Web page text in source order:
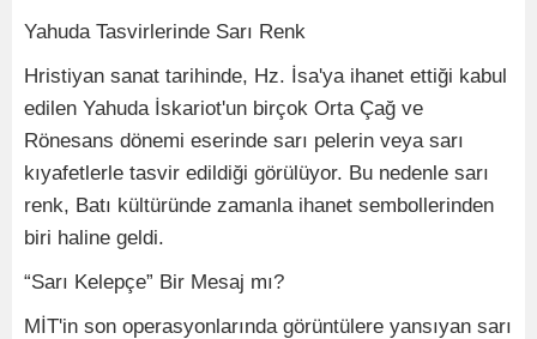
Yahuda Tasvirlerinde Sarı Renk
Hristiyan sanat tarihinde, Hz. İsa'ya ihanet ettiği kabul
edilen Yahuda İskariot'un birçok Orta Çağ ve
Rönesans dönemi eserinde sarı pelerin veya sarı
kıyafetlerle tasvir edildiği görülüyor. Bu nedenle sarı
renk, Batı kültüründe zamanla ihanet sembollerinden
biri haline geldi.
“Sarı Kelepçe” Bir Mesaj mı?
MİT'in son operasyonlarında görüntülere yansıyan sarı